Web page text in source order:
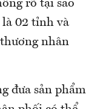
rõ tại sao
02 tỉnh và
nhân
đưa sản phẩm